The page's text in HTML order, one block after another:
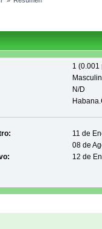
1 (0.001
N/D
11 de
08 de
12 de